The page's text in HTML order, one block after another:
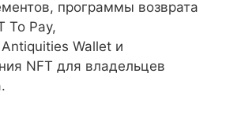
программы возврата
To Pay,
Wallet и
NFT для владельцев